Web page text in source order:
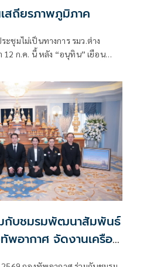
สถียรภาพภูมิภาค
ะชุมไม่เป็นทางการ รมว.ต่าง
12 ก.ค. นี้ หลัง “อนุทิน” เยือน
กับชมรมพัฒนาสัมพันธ์
พอากาศ จัดงานเครือ
นธ์ระดับผู้บริหาร